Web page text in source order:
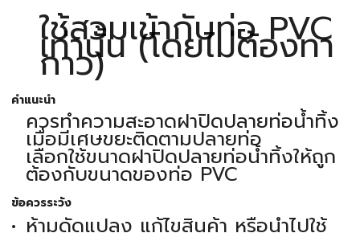
ใช้สวมเข้ากับท่อ PVC
เท่านั้น (โดยไม่ต้องทา
กาว)
คำแนะนำ
ควรทำความสะอาดฝาปิดปลายท่อน้ำทิ้ง
เมื่อมีเศษขยะติดตามปลายท่อ
เลือกใช้ขนาดฝาปิดปลายท่อน้ำทิ้งให้ถูก
ต้องกับขนาดของท่อ PVC
ข้อควรระวัง
ห้ามดัดแปลง แก้ไขสินค้า หรือนำไปใช้